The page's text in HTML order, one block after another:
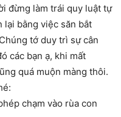
đừng làm trái quy luật tự
lại bằng việc săn bắt
tớ duy trì sự cân
các bạn ạ, khi mất
quá muộn màng thôi.
chạm vào rùa con